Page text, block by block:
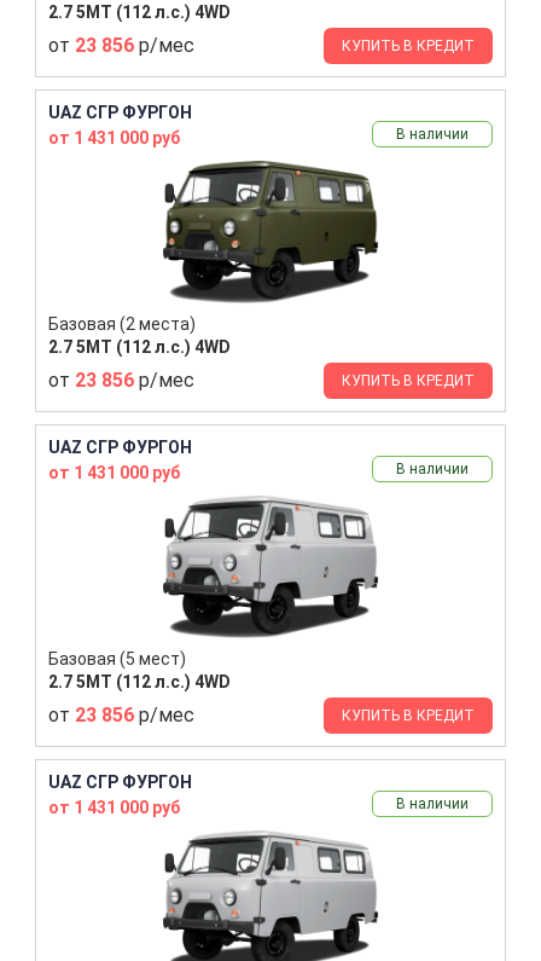
2.7 5MT (112 л.с.) 4WD
от 23 856 р/мес КУПИТЬ В КРЕДИТ
UAZ СГР ФУРГОН
от 1 431 000 руб
В наличии
Базовая (2 места)
2.7 5MT (112 л.с.) 4WD
от 23 856 р/мес КУПИТЬ В КРЕДИТ
UAZ СГР ФУРГОН
от 1 431 000 руб
В наличии
Базовая (5 мест)
2.7 5MT (112 л.с.) 4WD
от 23 856 р/мес КУПИТЬ В КРЕДИТ
UAZ СГР ФУРГОН
от 1 431 000 руб
В наличии